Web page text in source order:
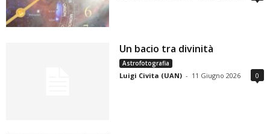
Un bacio tra divinità
Astrofotografia
Luigi Civita (UAN) - 11 Giugno 2026 0